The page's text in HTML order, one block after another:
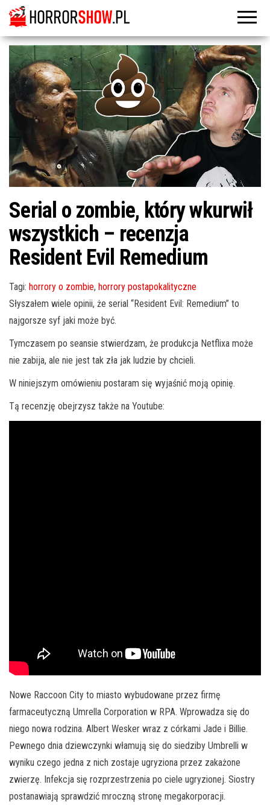
Serial o zombie, który wkurwił
wszystkich – recenzja
Resident Evil Remedium
Tagi: horrory o zombie, horrory postapokalityczne
Słyszałem wiele opinii, że serial “Resident Evil: Remedium” to
najgorsze syf jaki może być.
Tymczasem po seansie stwierdzam, że produkcja Netflixa może
nie zabija, ale nie jest tak zła jak ludzie by chcieli.
W niniejszym omówieniu postaram się wyjaśnić moją opinię.
Tą recenzję obejrzysz także na Youtube:
Nowe Raccoon City to miasto wybudowane przez firmę
farmaceutyczną Umrella Corporation w RPA. Wprowadza się do
niego nowa rodzina. Albert Wesker wraz z córkami Jade i Billie.
Pewnego dnia dziewczynki włamują się do siedziby Umbrelli w
wyniku czego jedna z nich zostaje ugryziona przez zakażone
zwierzę. Infekcja się rozprzestrzenia po ciele ugryzionej. Siostry
postanawiają sprawdzić mroczną stronę megakorporacji.